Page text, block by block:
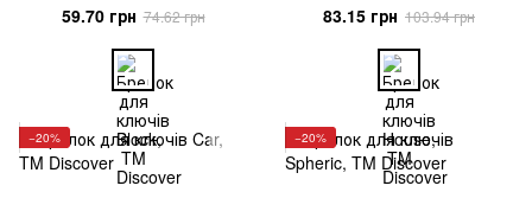
59.70 грн 74.62 грн 83.15 грн 103.94 грн
−20% −20%